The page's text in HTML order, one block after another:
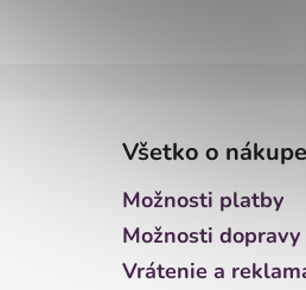
Všetko o nákupe
Možnosti platby
Možnosti dopravy
Vrátenie a